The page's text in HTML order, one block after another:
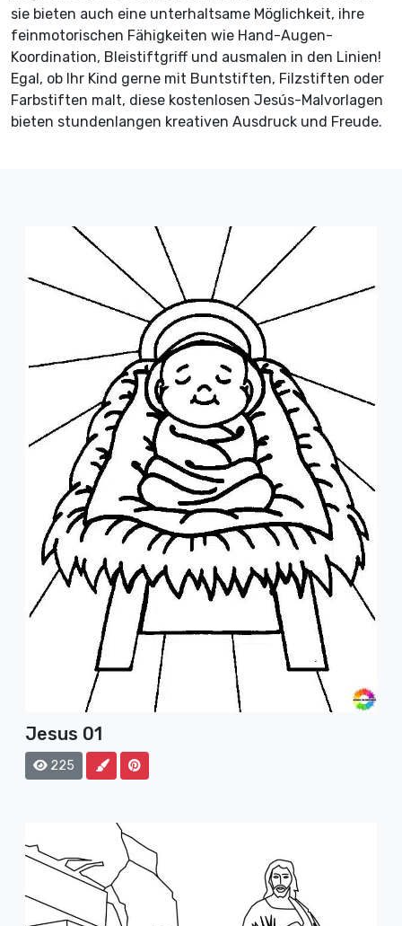
sie bieten auch eine unterhaltsame Möglichkeit, ihre
feinmotorischen Fähigkeiten wie Hand-Augen-
Koordination, Bleistiftgriff und ausmalen in den Linien!
Egal, ob Ihr Kind gerne mit Buntstiften, Filzstiften oder
Farbstiften malt, diese kostenlosen Jesús-Malvorlagen
bieten stundenlangen kreativen Ausdruck und Freude.
Jesus 01
225